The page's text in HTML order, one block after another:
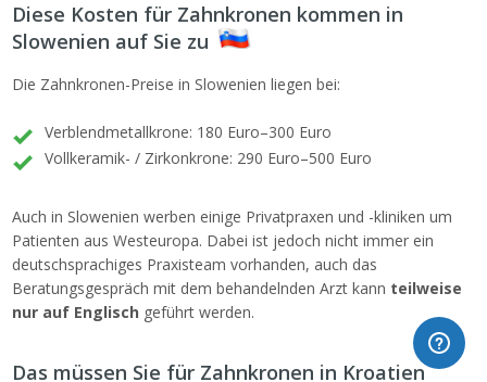
Diese Kosten für Zahnkronen kommen in
Slowenien auf Sie zu
Die Zahnkronen-Preise in Slowenien liegen bei:
Verblendmetallkrone: 180 Euro–300 Euro
Vollkeramik- / Zirkonkrone: 290 Euro–500 Euro
Auch in Slowenien werben einige Privatpraxen und -kliniken um
Patienten aus Westeuropa. Dabei ist jedoch nicht immer ein
deutschsprachiges Praxisteam vorhanden, auch das
Beratungsgespräch mit dem behandelnden Arzt kann teilweise
nur auf Englisch geführt werden.
Das müssen Sie für Zahnkronen in Kroatien